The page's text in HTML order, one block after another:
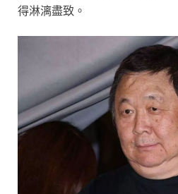
得淋漓盡致。